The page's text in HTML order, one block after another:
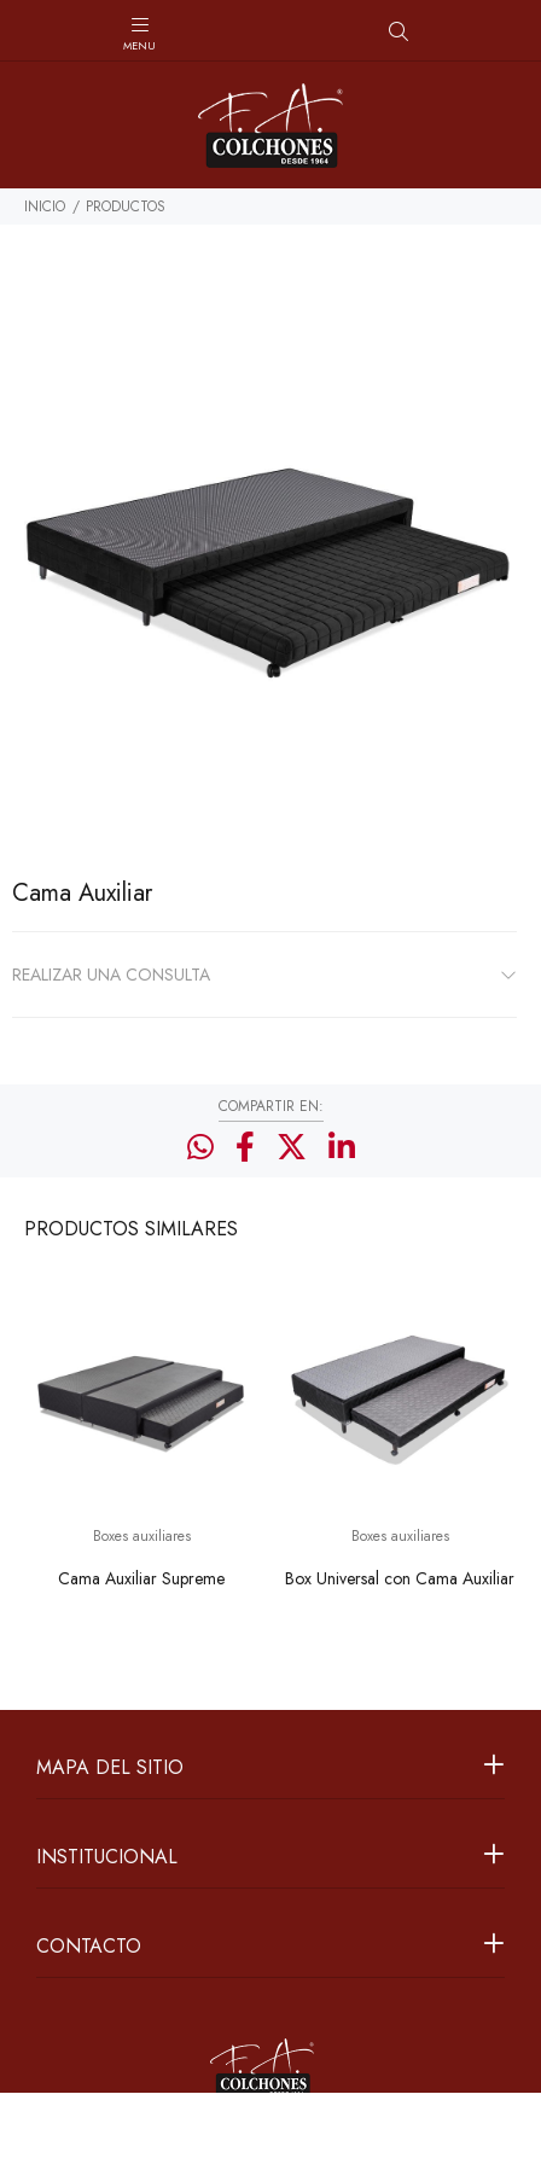
INICIO PRODUCTOS
Cama Auxiliar
REALIZAR UNA CONSULTA
COMPARTIR EN:
PRODUCTOS SIMILARES
Boxes auxiliares
Cama Auxiliar Supreme
Boxes auxiliares
Box Universal con Cama Auxiliar
MAPA DEL SITIO
INSTITUCIONAL
CONTACTO